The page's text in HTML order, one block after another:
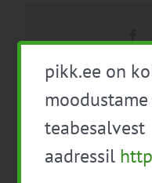
Täienduskoolitus veebis:
pikk.ee on
moodustame
teabesalvest
aadressil